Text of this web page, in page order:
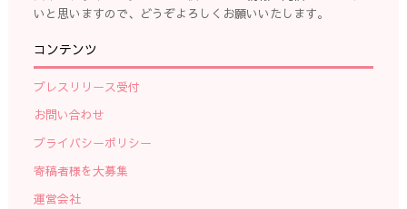
いと思いますので、どうぞよろしくお願いいたします。
コンテンツ
プレスリリース受付
お問い合わせ
プライバシーポリシー
寄稿者様を大募集
運営会社